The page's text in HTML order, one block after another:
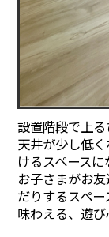
設置階段で上る
天井が少し低
けるスペースに
お子さまがお
だりするスペ
味わえる、遊び